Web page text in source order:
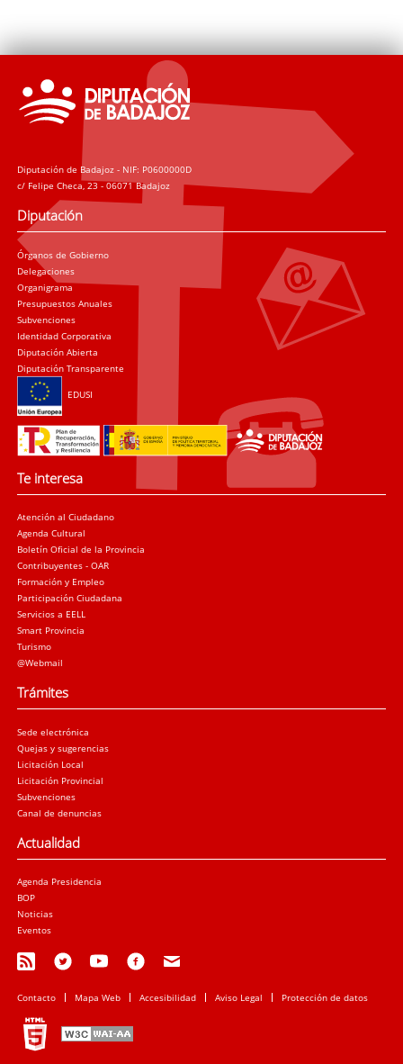
Diputación de Badajoz - NIF: P0600000D
c/ Felipe Checa, 23 - 06071 Badajoz
Diputación
Órganos de Gobierno
Delegaciones
Organigrama
Presupuestos Anuales
Subvenciones
Identidad Corporativa
Diputación Abierta
Diputación Transparente
EDUSI
Te interesa
Atención al Ciudadano
Agenda Cultural
Boletín Oficial de la Provincia
Contribuyentes - OAR
Formación y Empleo
Participación Ciudadana
Servicios a EELL
Smart Provincia
Turismo
@Webmail
Trámites
Sede electrónica
Quejas y sugerencias
Licitación Local
Licitación Provincial
Subvenciones
Canal de denuncias
Actualidad
Agenda Presidencia
BOP
Noticias
Eventos
Contacto Mapa Web Accesibilidad Aviso Legal Protección de datos